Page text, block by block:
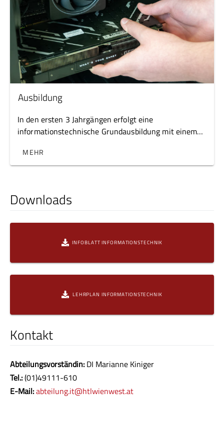
Ausbildung
In den ersten 3 Jahrgängen erfolgt eine
informationstechnische Grundausbildung mit einem
softwarenahen Bereichen, wie beispielsweise der
Medientechnik, den betrieblichen Anwendungen der
Netzwerktechnik, Mess- Steuerungs- und
MEHR
Downloads
INFOBLATT INFORMATIONSTECHNIK
LEHRPLAN INFORMATIONSTECHNIK
Kontakt
Abteilungsvorständin: DI Marianne Kiniger
Tel.:(01)49111-610
E-Mail:abteilung.it@htlwienwest.at